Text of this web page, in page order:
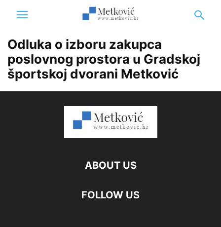
Odluka o izboru zakupca
poslovnog prostora u Gradskoj
športskoj dvorani Metković
ABOUT US
FOLLOW US